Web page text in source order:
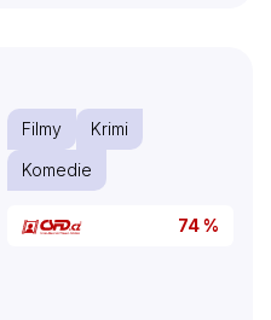
portrét militantního
zmítané vzorci
jsou vysoce
Filmy
Krimi
Komedie
74 %